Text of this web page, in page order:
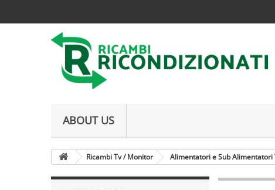
ABOUT US
Ricambi Tv / Monitor Alimentatori e Sub Alimentatori